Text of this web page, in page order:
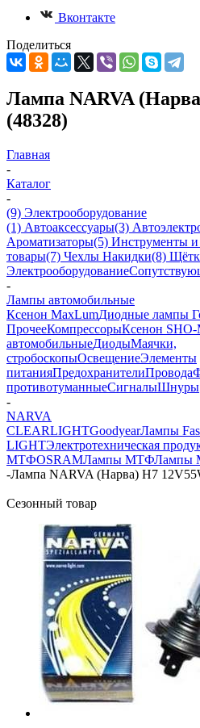
Вконтакте
Поделиться
Лампа NARVA
(48328)
Главная
-
Каталог
-
(9) Электрооборудование
(1) Автоаксессуары(3)
Ароматизаторы(5) Инструменты
товары(7) Чехлы Накидки(8)
Электрооборудование
-
Лампы автомобильные
Ксенон MaxLumДиодные лампы
ПрочееКомпрессорыКсенон SHO-
автомобильныеДиодыМаячки,
стробоскопыОсвещениеЭлементы
питанияПредохранителиПровода
противотуманныеСигналыШнуры
-
NARVA
CLEARLIGHTGoodyearЛампы
LIGHTЭлектротехническая
МТФOSRAMЛампы МТФЛампы
-Лампа NARVA (Нарва) H7
Сезонный товар